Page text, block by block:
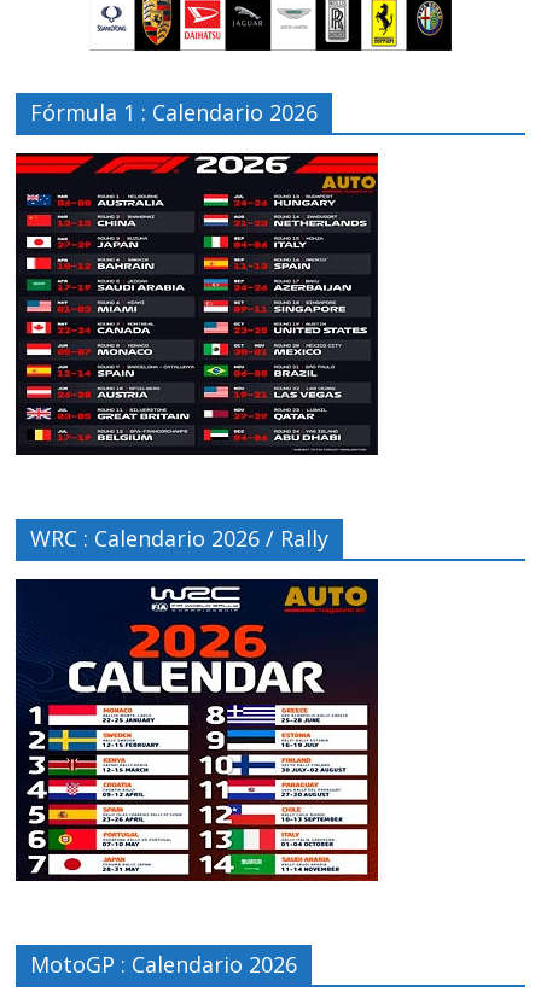
Fórmula 1 : Calendario 2026
WRC : Calendario 2026 / Rally
MotoGP : Calendario 2026